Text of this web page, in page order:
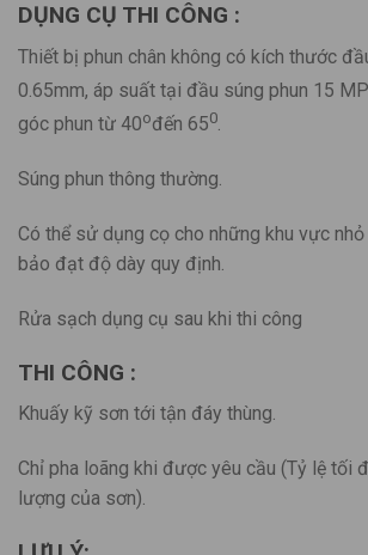
DỤNG CỤ THI CÔNG :
Thiết bị phun chân không có kích thước
0.65mm, áp suất tại đầu súng phun 15
góc phun từ 40ođến 650.
Súng phun thông thường.
Có thể sử dụng cọ cho những khu vực
bảo đạt độ dày quy định.
Rửa sạch dụng cụ sau khi thi công
THI CÔNG :
Khuấy kỹ sơn tới tận đáy thùng.
Chỉ pha loãng khi được yêu cầu (Tỷ lệ tối
lượng của sơn).